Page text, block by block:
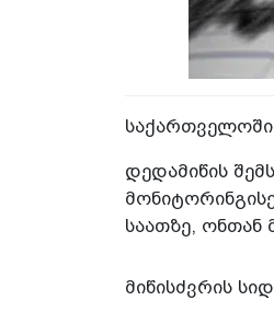
საქართველოში
დედამიწის
საათზე, ონთან
მიწისძვრის